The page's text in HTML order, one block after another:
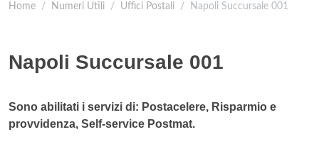
Home Numeri Utili Uffici Postali Napoli Succursale 001
Napoli Succursale 001
Sono abilitati i servizi di: Postacelere, Risparmio e
provvidenza, Self-service Postmat.